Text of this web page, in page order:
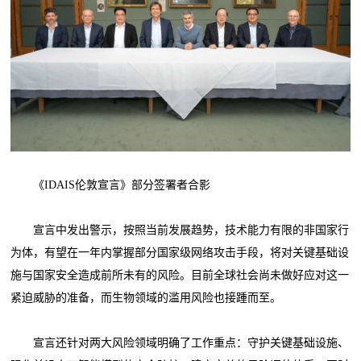
《IDAIS伦敦宣言》部分签署者合影
宣言中发出警示，按照当前发展趋势，技术能力有限的非国家行
为体，有望在一年内掌握部分国家级网络攻击手段，将对关键基础设
施与国家安全造成前所未有的风险。目前全球社会尚未做好应对这一
紧迫威胁的准备，而生物领域的滥用风险也接踵而至。
宣言还针对两大风险领域明确了工作重点：守护关键基础设施、